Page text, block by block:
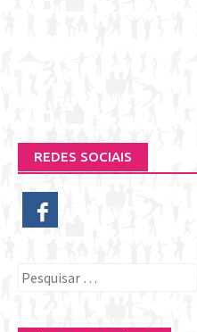
REDES SOCIAIS
Pesquisar